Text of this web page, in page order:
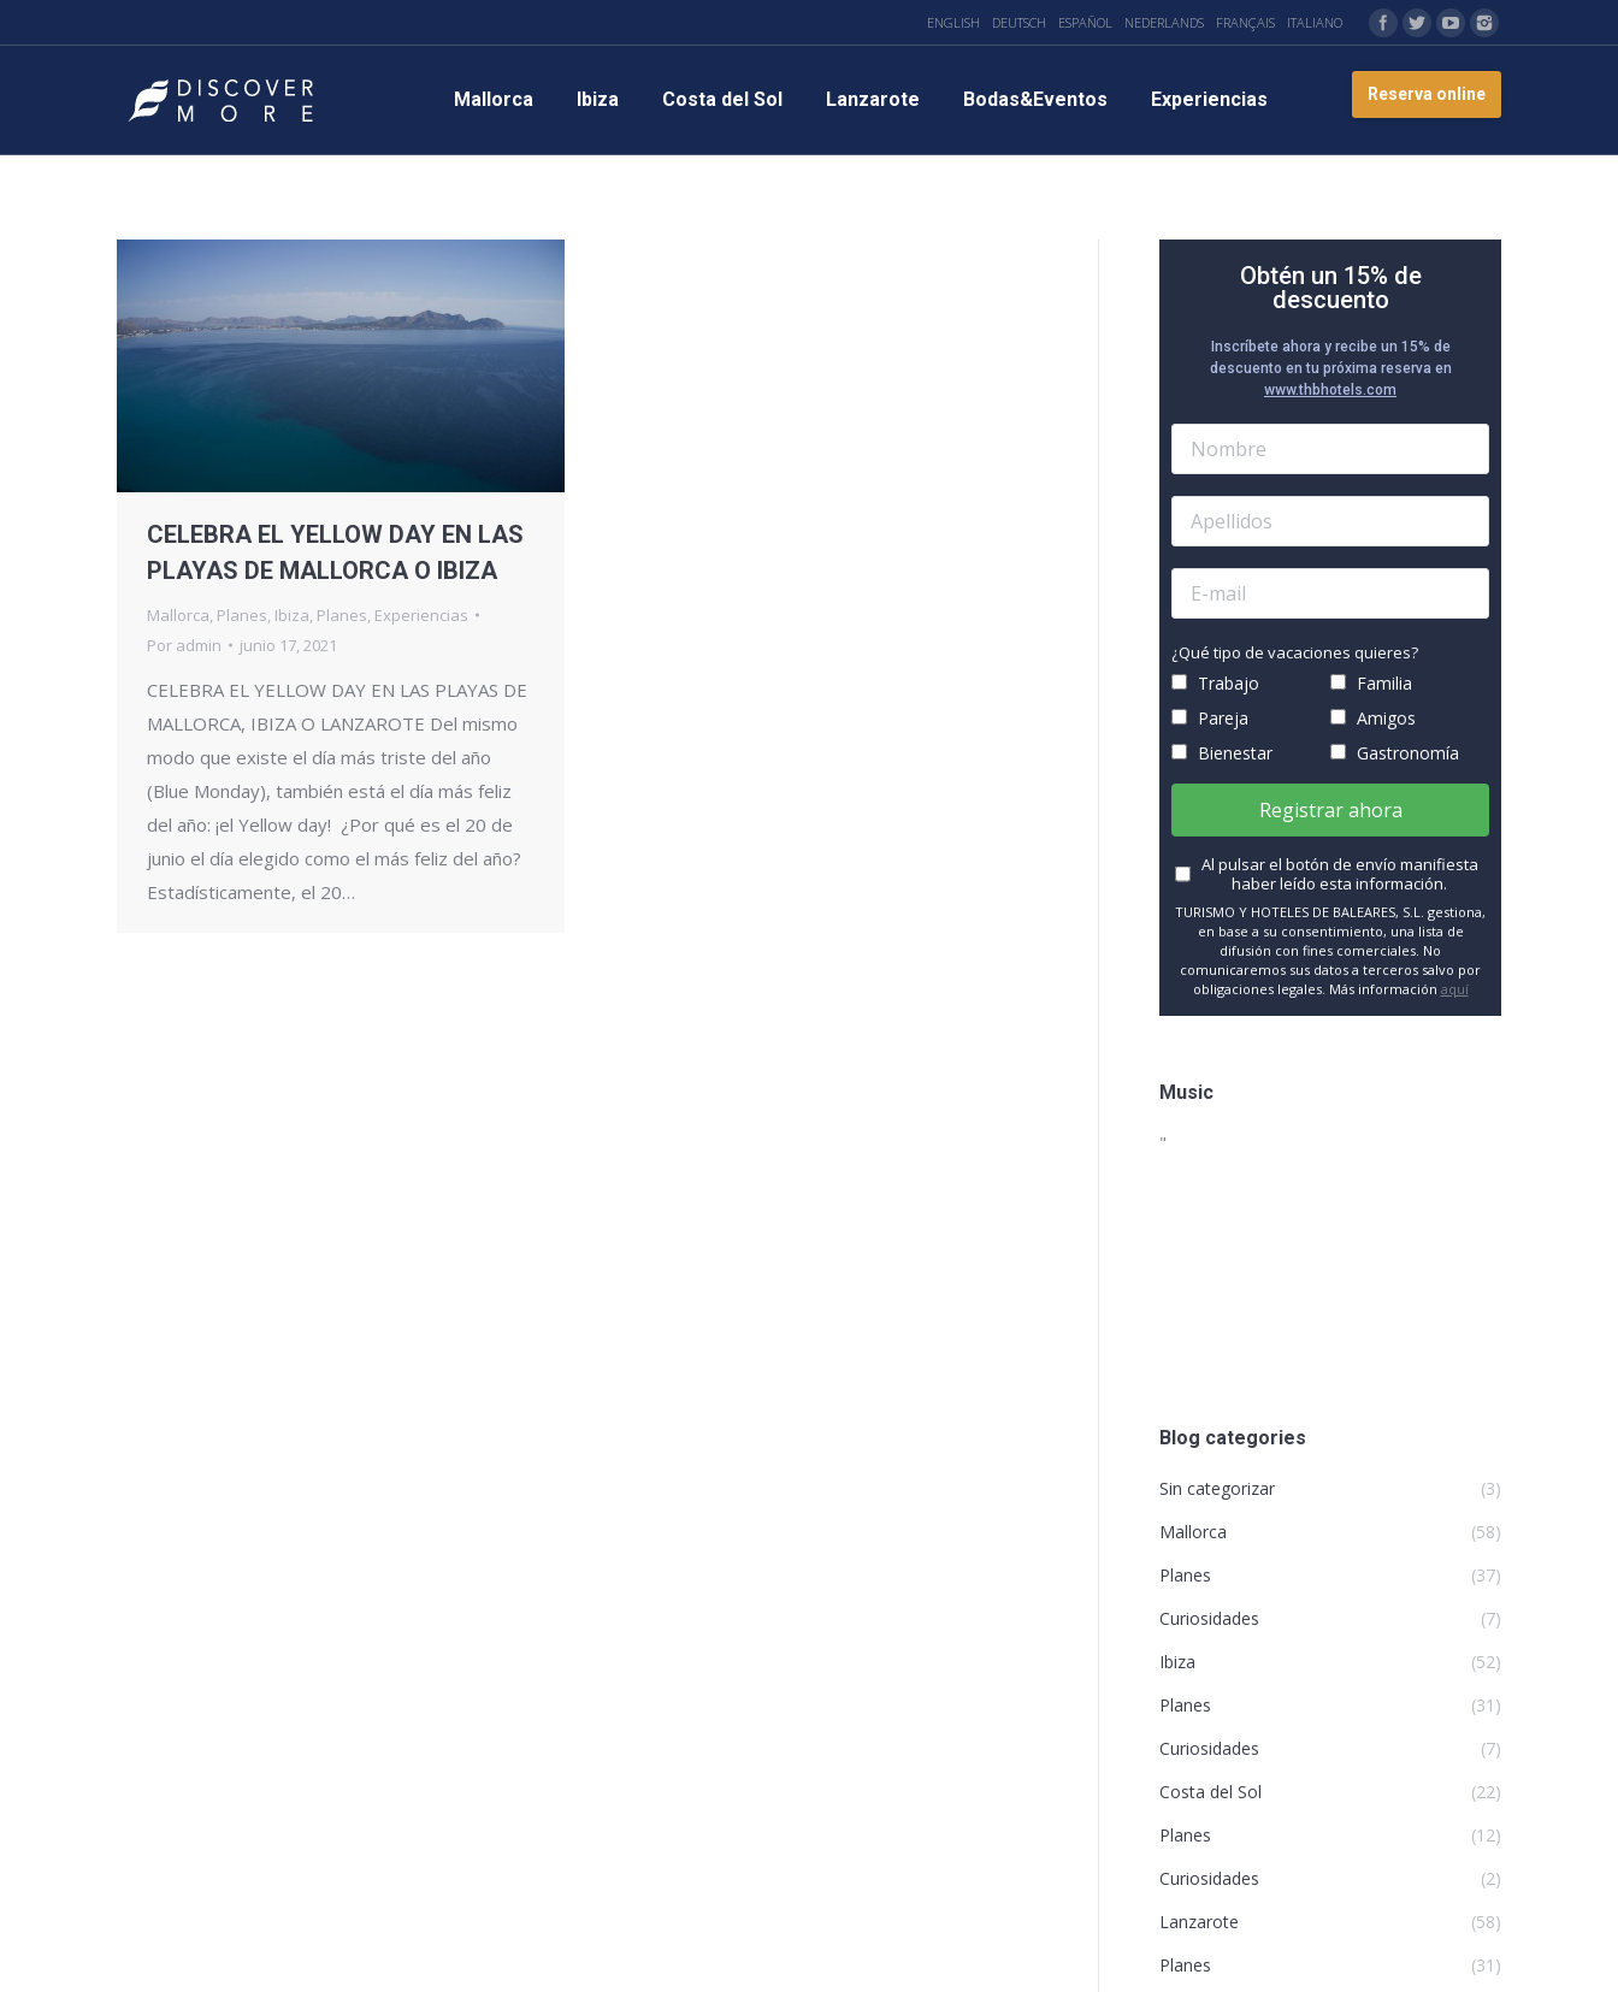
ENGLISH DEUTSCH ESPAÑOL NEDERLANDS FRANÇAIS ITALIANO
Mallorca Ibiza Costa del Sol Lanzarote Bodas&Eventos Experiencias Reserva online
CELEBRA EL YELLOW DAY EN LAS
PLAYAS DE MALLORCA O IBIZA
Mallorca Planes Ibiza Planes Experiencias
Por admin junio 17, 2021
CELEBRA EL YELLOW DAY EN LAS PLAYAS DE
MALLORCA, IBIZA O LANZAROTE Del mismo
modo que existe el día más triste del año
(Blue Monday), también está el día más feliz
del año: ¡el Yellow day! ¿Por qué es el 20 de
junio el día elegido como el más feliz del año?
Estadísticamente, el 20…
Obtén un 15% de
descuento
Inscríbete ahora y recibe un 15% de
descuento en tu próxima reserva en
www.thbhotels.com
¿Qué tipo de vacaciones quieres?
Trabajo
Familia
Pareja
Amigos
Bienestar
Gastronomía
Registrar ahora
Al pulsar el botón de envío manifiesta
haber leído esta información.
TURISMO Y HOTELES DE BALEARES, S.L. gestiona,
en base a su consentimiento, una lista de
difusión con fines comerciales. No
comunicaremos sus datos a terceros salvo por
obligaciones legales. Más información aquí
Music
"
Blog categories
Sin categorizar
(3)
Mallorca
(58)
Planes
(37)
Curiosidades
(7)
Ibiza
(52)
Planes
(31)
Curiosidades
(7)
Costa del Sol
(22)
Planes
(12)
Curiosidades
(2)
Lanzarote
(58)
Planes
(31)